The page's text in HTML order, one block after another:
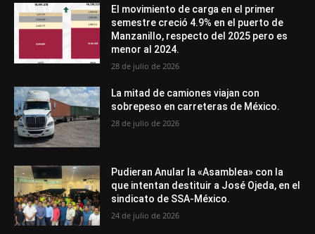
El movimiento de carga en el primer
semestre creció 4.9% en el puerto de
Manzanillo, respecto del 2025 pero es
menor al 2024.
28 de julio de 2026
La mitad de camiones viajan con
sobrepeso en carreteras de México.
28 de julio de 2026
Pudieran Anular la «Asamblea» con la
que intentan destituir a José Ojeda, en el
sindicato de SSA-México.
24 de julio de 2026